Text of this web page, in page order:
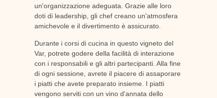
un'organizzazione adeguata. Grazie alle loro
doti di leadership, gli chef creano un'atmosfera
amichevole e il divertimento è assicurato.
Durante i corsi di cucina in questo vigneto del
Var, potrete godere della facilità di interazione
con i responsabili e gli altri partecipanti. Alla fine
di ogni sessione, avrete il piacere di assaporare
i piatti che avete preparato insieme. I piatti
vengono serviti con un vino d'annata dello